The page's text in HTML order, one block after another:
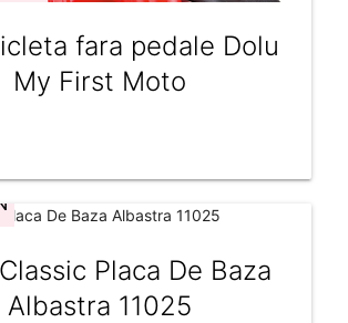
fara pedale Dolu
My First Moto
Placa De Baza
Albastra 11025